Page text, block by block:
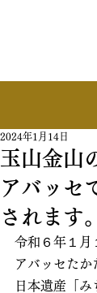
玉山金山
アバッセ
されます。
2024年1月14日
令和６年１月
アバッセたか
日本遺産「